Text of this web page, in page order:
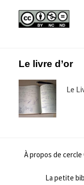
FooterLe livre d’or
Le
À propos de cercle
La petite